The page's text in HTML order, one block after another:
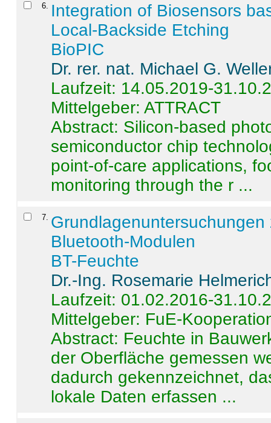
6
Integration of Biosensors
Local-Backside Etching
BioPIC
Dr. rer. nat. Michael G.
Laufzeit: 14.05.2019-
Mittelgeber: ATTRACT
Abstract: Silicon-based
semiconductor chip
point-of-care applications,
monitoring through the r ...
7
Bluetooth-Modulen
BT-Feuchte
Dr.-Ing. Rosemarie
Laufzeit: 01.02.2016-
Mittelgeber: FuE-
Abstract: Feuchte in
der Oberfläche gemessen
dadurch gekennzeichnet,
lokale Daten erfassen ...